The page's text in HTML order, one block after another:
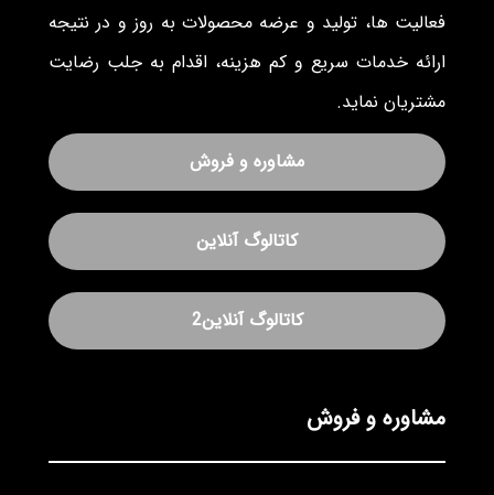
فعالیت ها، تولید و عرضه محصولات به روز و در نتیجه
ارائه خدمات سریع و کم هزینه، اقدام به جلب رضایت
مشتریان نماید.
مشاوره و فروش
کاتالوگ آنلاین
کاتالوگ آنلاین2
مشاوره و فروش